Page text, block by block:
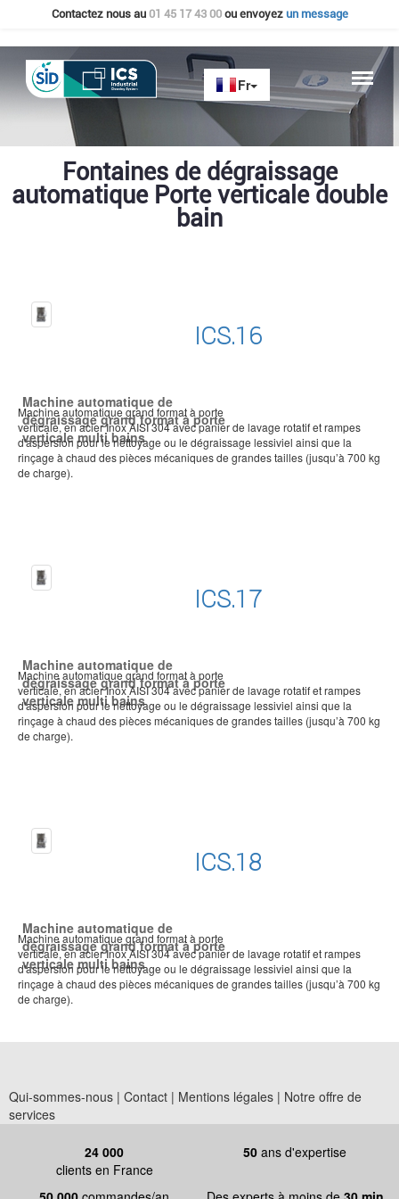
Contactez nous au 01 45 17 43 00ou envoyez un message
Fontaines de dégraissage
automatique Porte verticale double
bain
ICS.16
Machine automatique de
dégraissage grand format à porte
verticale multi bains
Machine automatique grand format à porte
verticale, en acier Inox AISI 304 avec panier de lavage rotatif et rampes
d'aspersion pour le nettoyage ou le dégraissage lessiviel ainsi que la
rinçage à chaud des pièces mécaniques de grandes tailles (jusqu’à 700 kg
de charge).
ICS.17
Machine automatique de
dégraissage grand format à porte
verticale multi bains
Machine automatique grand format à porte
verticale, en acier Inox AISI 304 avec panier de lavage rotatif et rampes
d'aspersion pour le nettoyage ou le dégraissage lessiviel ainsi que la
rinçage à chaud des pièces mécaniques de grandes tailles (jusqu’à 700 kg
de charge).
ICS.18
Machine automatique de
dégraissage grand format à porte
verticale multi bains
Machine automatique grand format à porte
verticale, en acier Inox AISI 304 avec panier de lavage rotatif et rampes
d'aspersion pour le nettoyage ou le dégraissage lessiviel ainsi que la
rinçage à chaud des pièces mécaniques de grandes tailles (jusqu’à 700 kg
de charge).
Qui-sommes-nous | Contact | Mentions légales | Notre offre de
services
24 000
clients en France
50 ans d'expertise